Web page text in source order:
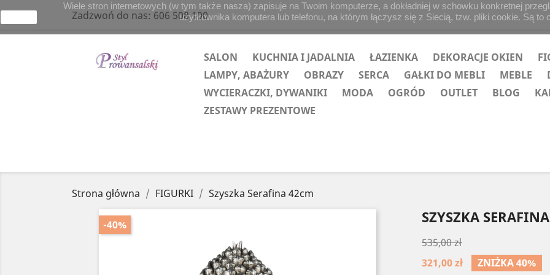
Zadzwoń do nas:606 508 100
SALON KUCHNIA I JADALNIA ŁAZIENKA DEKORACJE OKIEN
LAMPY, ABAŻURY
OBRAZY SERCA GAŁKI DO MEBLI MEBLE
WYCIERACZKI, DYWANIKI
MODA OGRÓD OUTLET BLOG
ZESTAWY PREZENTOWE
Strona główna FIGURKI Szyszka Serafina 42cm
-40% SZYSZKA
535,00 zł
321,00 zł
ZNIŻKA 40%
Wiele stron internetowych (w tym także nasza) zapisuje na Twoim komputerze, a dokładniej w schowku konkretnej
użytkownika komputera lub telefonu, na którym łączysz się z Siecią, tzw. pliki cookie. Są to